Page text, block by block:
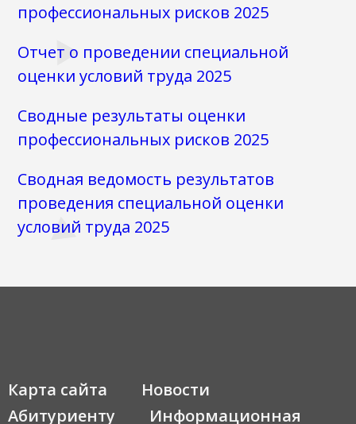
профессиональных рисков 2025
Отчет о проведении специальной
оценки условий труда 2025
Сводные результаты оценки
профессиональных рисков 2025
Сводная ведомость результатов
проведения специальной оценки
условий труда 2025
Карта сайта
Новости
Абитуриенту
Информационная